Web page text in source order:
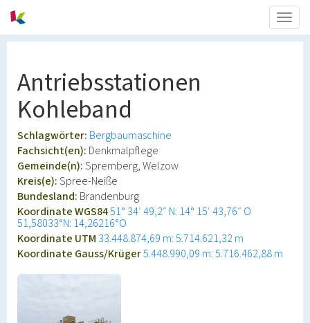
Antriebsstationen
Kohleband
Schlagwörter: Bergbaumaschine
Fachsicht(en): Denkmalpflege
Gemeinde(n):Spremberg, Welzow
Kreis(e):Spree-Neiße
Bundesland: Brandenburg
Koordinate WGS8451° 34′ 49,2″ N: 14° 15′ 43,76″ O
51,58033°N: 14,26216°O
Koordinate UTM 33.448.874,69 m: 5.714.621,32 m
Koordinate Gauss/Krüger5.448.990,09 m: 5.716.462,88 m